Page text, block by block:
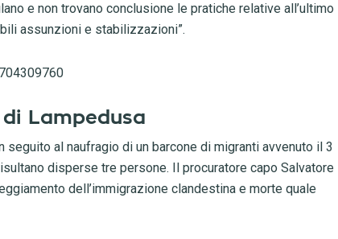
e non trovano conclusione le pratiche relative all’ultimo
assunzioni e stabilizzazioni”.
Lampedusa
seguito al naufragio di un barcone di migranti avvenuto il 3
disperse tre persone. Il procuratore capo Salvatore
dell’immigrazione clandestina e morte quale